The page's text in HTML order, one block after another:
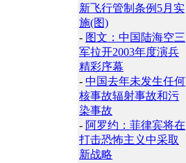
新飞行管制条例5月实
施(图)
- 图文：中国陆海空三
军拉开2003年度演兵
精彩序幕
- 中国去年未发生任何
核事故辐射事故和污
染事故
- 阿罗约：菲律宾将在
打击恐怖主义中采取
新战略